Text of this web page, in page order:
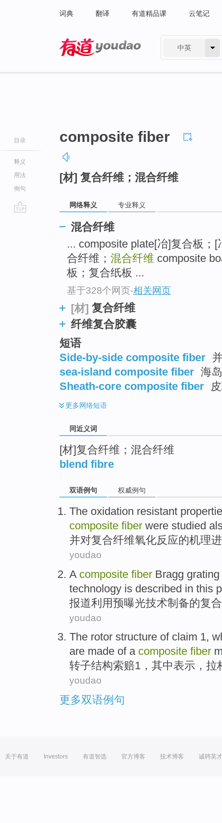
词典 翻译 有道精品课 云笔记
中英
目录
释义
用法
例句
composite fiber
[材] 复合纤维；混合纤维
网络释义 专业释义
混合纤维
... composite plate[冶]复合板；
合纤维； 混合纤维 composite
板；复合纸板 ...
基于328个网页-相关网页
[材] 复合纤维
纤维复合胶囊
短语
Side-by-side composite fiber
sea-island composite fiber 海
Sheath-core composite fiber
更多网络短语
同近义词
[材]复合纤维；混合纤维
blend fibre
双语例句 权威例句
The oxidation resistant
composite fiber were studied
并对复合纤维氧化反应的机理
youdao
A composite fiber Bragg grating
technology is described in this
报道利用预曝光技术制备的复
youdao
The rotor structure of claim 1,
are made ofa composite fiber
转子结构索赔1 ， 其中表示 ， 拉
youdao
更多双语例句
关于有道 Investors 有道智选 官方博客 技术博客 诚聘英才